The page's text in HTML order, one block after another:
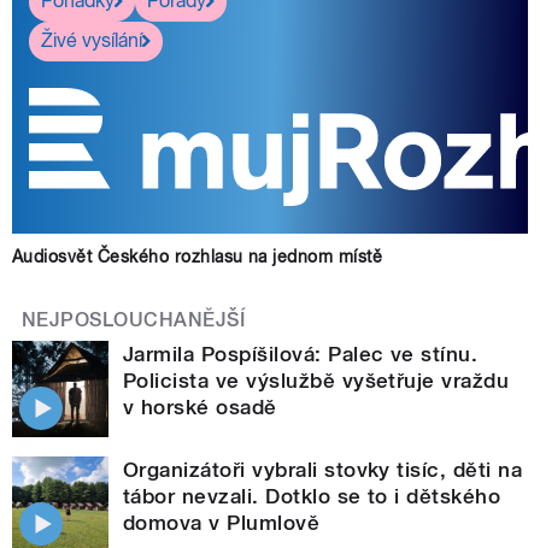
Živé vysílání
Audiosvět Českého rozhlasu na jednom místě
NEJPOSLOUCHANĚJŠÍ
Jarmila Pospíšilová: Palec ve stínu.
Policista ve výslužbě vyšetřuje vraždu
v horské osadě
Organizátoři vybrali stovky tisíc, děti na
tábor nevzali. Dotklo se to i dětského
domova v Plumlově